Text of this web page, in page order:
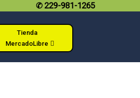
✆229-981-1265
Tienda
MercadoLibre